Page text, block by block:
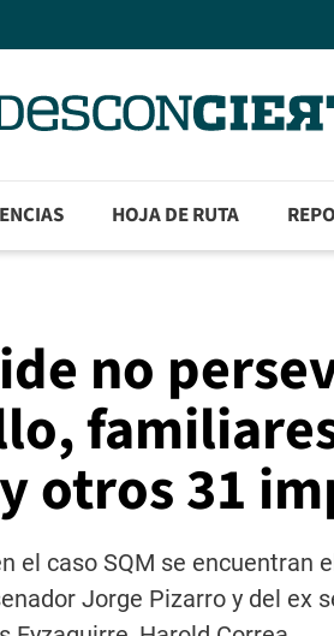
HOJA DE RUTA
no
otros 31
el caso SQM se encuentran
Jorge Pizarro y del ex